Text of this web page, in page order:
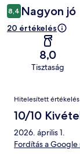
8,4 Nagyon jó
20 értékelés
8,0
Tisztaság
Értékelések
Hitelesített értékelés
10/10
2026. április 1.
Fordítás a